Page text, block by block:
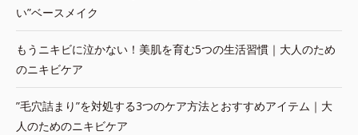
い”ベースメイク
もうニキビに泣かない！美肌を育む5つの生活習慣｜大人のため
のニキビケア
”毛穴詰まり”を対処する3つのケア方法とおすすめアイテム｜大
人のためのニキビケア